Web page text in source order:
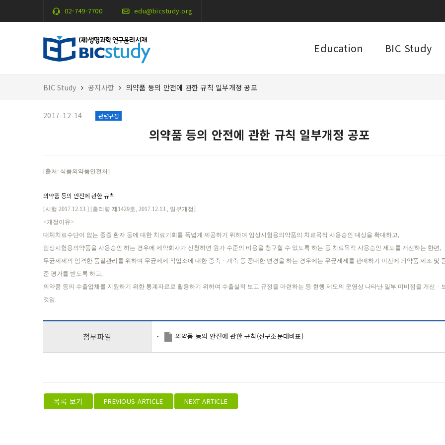
02-749-7700 edu@bicstudy.org
Education BIC Study
BIC Study 공지사항 의약품 등의 안전에 관한 규칙 일부개정 공포
2017-12-14 관련규정
의약품 등의 안전에 관한 규칙 일부개정 공포
[출처: 식품의약품안전처]
의약품 등의 안전에 관한 규칙
[시행 2017.12.13.] [총리령 제1429호, 2017.12.13., 일부개정]
<개정이유>
대체치료수단이 없는 중증 환자 등에 대한 치료기회를 폭넓게 제공하기 위하여 임상시험용의약품의 치료목적 사용승인 대상을 확대하고,
임상시험용의약품을 사용승인 하는 경우에 제약회사가 신청하면 원가 수준의 비용을 청구할 수 있도록 하는 등 치료목적 사용승인 제도를 개선하는 한편,
무균제제의 엄격한 품질관리를 위하여 무균제제 작업소에 대한 증축ㆍ개축 등 중대한 변경을 하는 경우에는 무균제제를 판매하기 이전에 의약품 제조 및
준 평가를 받도록 하고,
의약품 등의 수출업체를 지원하기 위한 통계자료로 활용하기 위하여 수출실적 보고 규정을 마련하는 등 현행 제도의 운영상 나타난 일부 미비점을 개선ㆍ
것임.
첨부파일 의약품 등의 안전에 관한 규칙(신구조문대비표)
목록 보기 PREVIOUS ARTICLE NEXT ARTICLE